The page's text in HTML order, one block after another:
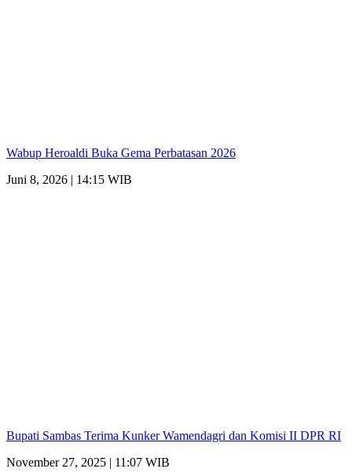
Wabup Heroaldi Buka Gema Perbatasan 2026
Juni 8, 2026 | 14:15 WIB
Bupati Sambas Terima Kunker Wamendagri dan Komisi II DPR RI
November 27, 2025 | 11:07 WIB